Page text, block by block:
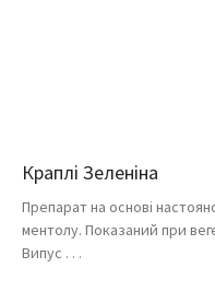
Краплі Зеленіна
Препарат на основі
ментолу. Показаний при
Випус . . .